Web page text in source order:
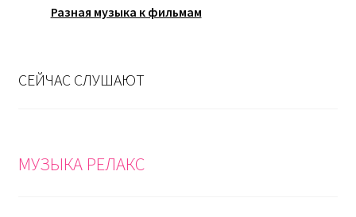
Разная музыка к фильмам
СЕЙЧАС СЛУШАЮТ
МУЗЫКА РЕЛАКС